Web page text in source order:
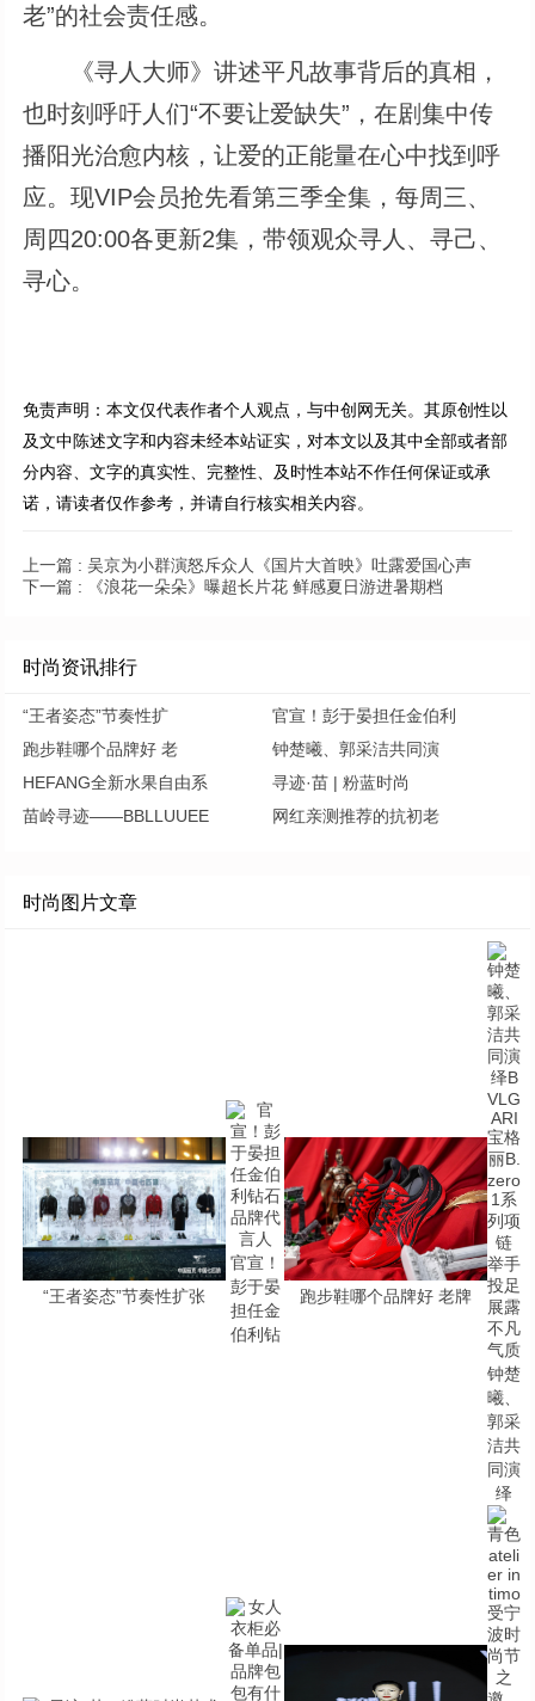
老”的社会责任感。
《寻人大师》讲述平凡故事背后的真相，
也时刻呼吁人们“不要让爱缺失”，在剧集中传
播阳光治愈内核，让爱的正能量在心中找到呼
应。现VIP会员抢先看第三季全集，每周三、
周四20:00各更新2集，带领观众寻人、寻己、
寻心。
免责声明：本文仅代表作者个人观点，与中创网无关。其原创性以
及文中陈述文字和内容未经本站证实，对本文以及其中全部或者部
分内容、文字的真实性、完整性、及时性本站不作任何保证或承
诺，请读者仅作参考，并请自行核实相关内容。
上一篇 : 吴京为小群演怒斥众人《国片大首映》吐露爱国心声
下一篇 : 《浪花一朵朵》曝超长片花 鲜感夏日游进暑期档
时尚资讯排行
“王者姿态”节奏性扩
官宣！彭于晏担任金伯利
跑步鞋哪个品牌好 老
钟楚曦、郭采洁共同演
HEFANG全新水果自由系
寻迹·苗 | 粉蓝时尚
苗岭寻迹——BBLLUUEE
网红亲测推荐的抗初老
时尚图片文章
“王者姿态”节奏性扩张
官宣！
彭于晏
担任金
伯利钻
跑步鞋哪个品牌好 老牌
钟楚
曦、
郭采
洁共
同演
绎